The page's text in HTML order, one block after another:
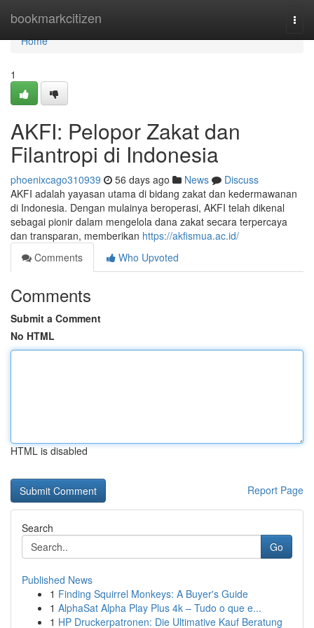
bookmarkcitizen
Home
Home
1
AKFI: Pelopor Zakat dan
Filantropi di Indonesia
phoenixcago310939 56 days ago News
Discuss
AKFI adalah yayasan utama di bidang zakat dan kedermawanan
di Indonesia. Dengan mulainya beroperasi, AKFI telah dikenal
sebagai pionir dalam mengelola dana zakat secara terpercaya
dan transparan, memberikan https://akfismua.ac.id/
Comments
Who Upvoted
Comments
Submit a Comment
No HTML
HTML is disabled
Report Page
Search
Go
Published News
1 Finding Squirrel Monkeys: A Buyer's Guide
1 AlphaSat Alpha Play Plus 4k – Tudo o que e...
1 HP Druckerpatronen: Die Ultimative Kauf Beratung